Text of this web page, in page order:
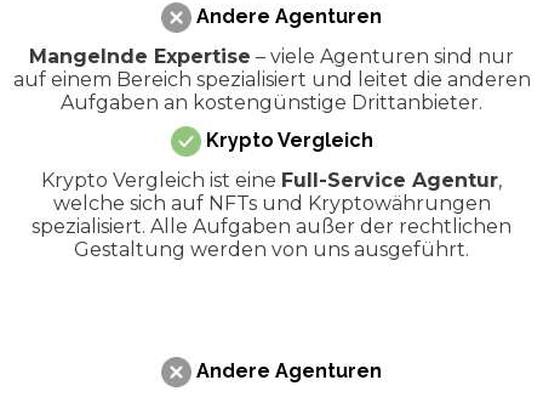
Andere Agenturen
Mangelnde Expertise – viele Agenturen sind nur
auf einem Bereich spezialisiert und leitet die anderen
Aufgaben an kostengünstige Drittanbieter.
Krypto Vergleich
Krypto Vergleich ist eine Full-Service Agentur,
welche sich auf NFTs und Kryptowährungen
spezialisiert. Alle Aufgaben außer der rechtlichen
Gestaltung werden von uns ausgeführt.
Andere Agenturen